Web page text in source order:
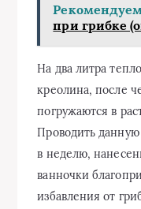
при грибке
На два литра
креолина, после
погружаются в
Проводить данную
в неделю,
ванночки
избавления от